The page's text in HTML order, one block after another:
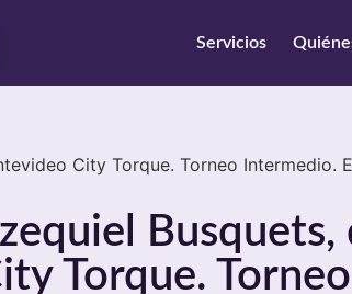
Servicios
City Torque. Torneo Intermedio.
Torque.